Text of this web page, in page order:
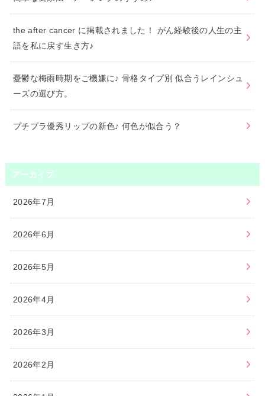
the after cancer に掲載されました！ がん経験後の人生の主
語を私に戻す生き方♪
憂鬱な梅雨時期をご機嫌に♪ 骨格タイプ別 似合うレインシュ
ーズの選び方。
プチプラ優秀リップの新色♪ 何色が似合う？
アーカイブ
2026年7月
2026年6月
2026年5月
2026年4月
2026年3月
2026年2月